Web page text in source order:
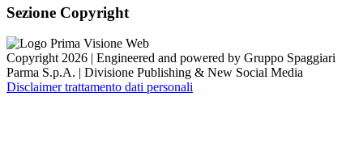
Sezione Copyright
Copyright 2026 | Engineered and powered by Gruppo Spaggiari
Parma S.p.A. | Divisione Publishing & New Social Media
Disclaimer trattamento dati personali